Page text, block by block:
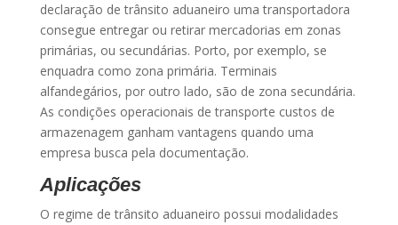
declaração de trânsito aduaneiro uma transportadora
consegue entregar ou retirar mercadorias em zonas
primárias, ou secundárias. Porto, por exemplo, se
enquadra como zona primária. Terminais
alfandegários, por outro lado, são de zona secundária.
As condições operacionais de transporte custos de
armazenagem ganham vantagens quando uma
empresa busca pela documentação.
Aplicações
O regime de trânsito aduaneiro possui modalidades